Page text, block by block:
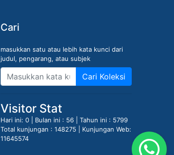
Cari
masukkan satu atau lebih kata kunci dari
judul, pengarang, atau subjek
Cari Koleksi
Visitor Stat
Hari ini: 0 | Bulan ini : 56 | Tahun ini : 5799
Total kunjungan : 148275 | Kunjungan Web:
11645574